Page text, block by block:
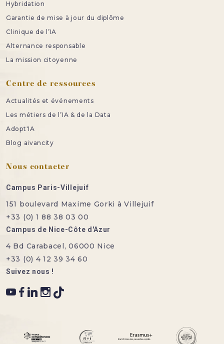
Hybridation
Garantie de mise à jour du diplôme
Clinique de l’IA
Alternance responsable
La mission citoyenne
Centre de ressources
Actualités et événements
Les métiers de l’IA & de la Data
Adopt'IA
Blog aivancity
Nous contacter
Campus Paris-Villejuif
151 boulevard Maxime Gorki à Villejuif
+33 (0) 1 88 38 03 00
Campus de Nice-Côte d'Azur
4 Bd Carabacel, 06000 Nice
+33 (0) 4 12 39 34 60
Suivez nous !